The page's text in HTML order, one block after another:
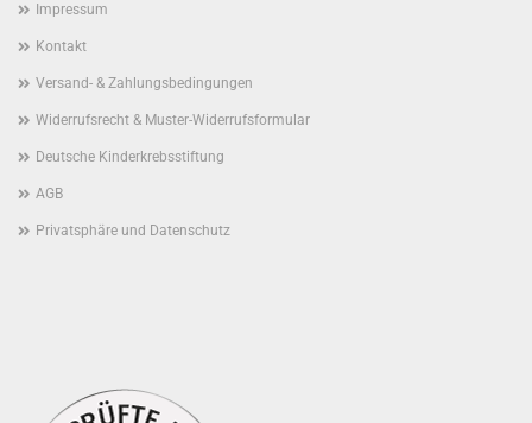
Impressum
Kontakt
Versand- & Zahlungsbedingungen
Widerrufsrecht & Muster-Widerrufsformular
Deutsche Kinderkrebsstiftung
AGB
Privatsphäre und Datenschutz